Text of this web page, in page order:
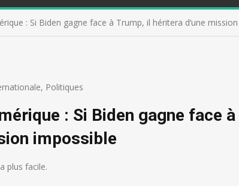
: Si Biden gagne face à Trump, il héritera d’une
, Politiques
: Si Biden gagne face à
impossible
plus facile.